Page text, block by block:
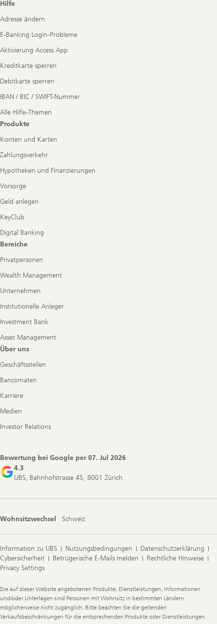
Footer
Hilfe
Adresse ändern
E-Banking Login-Probleme
Aktivierung Access App
Kreditkarte sperren
Debitkarte sperren
IBAN / BIC / SWIFT-Nummer
Alle Hilfe-Themen
Produkte
Konten und Karten
Zahlungsverkehr
Hypotheken und Finanzierungen
Vorsorge
Geld anlegen
KeyClub
Digital Banking
Bereiche
Privatpersonen
Wealth Management
Unternehmen
Institutionelle Anleger
Investment Bank
Asset Management
Über uns
Geschäftsstellen
Bancomaten
Karriere
Medien
Investor Relations
Bewertung bei Google per07. Jul 2026
4.3
UBS, Bahnhofstrasse 45, 8001 Zürich
Wohnsitzwechsel Schweiz
Information zu UBS Nutzungsbedingungen
Datenschutzerklärung
Cybersicherheit
Betrügerische E-Mails melden
Rechtliche Hinweise
Privacy Settings
Legal
Information
Die auf dieser Website angebotenen Produkte, Dienstleistungen, Informationen
und/oder Unterlagen sind Personen mit Wohnsitz in bestimmten Ländern
möglicherweise nicht zugänglich. Bitte beachten Sie die geltenden
Verkaufsbeschränkungen für die entsprechenden Produkte oder Dienstleistungen.